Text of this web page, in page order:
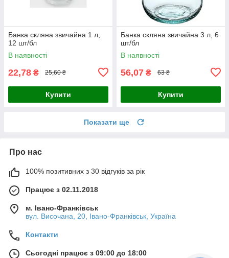
Банка скляна звичайна 1 л,
12 шт/бл
В наявності
22,78 ₴ 25,60 ₴
Купити
Банка скляна звичайна 3 л, 6
шт/бл
В наявності
56,07 ₴ 63 ₴
Купити
Показати ще
Про нас
100% позитивних з 30 відгуків за рік
Працює з 02.11.2018
м. Івано-Франківськ
вул. Височана, 20, Івано-Франківськ, Україна
Контакти
Сьогодні працює з 09:00 до 18:00